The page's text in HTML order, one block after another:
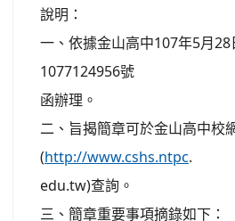
說明：
一、依據金山高中107年5月
1077124956號
函辦理。
二、旨揭簡章可於金山高中校
(http://www.cshs.ntpc.
edu.tw)查詢。
三、簡章重要事項摘錄如下：